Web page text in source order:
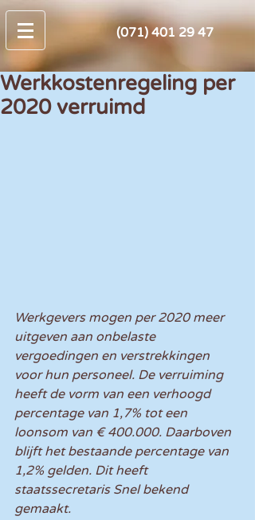
(071) 401 29 47
Werkkostenregeling per
2020 verruimd
Werkgevers mogen per 2020 meer
uitgeven aan onbelaste
vergoedingen en verstrekkingen
voor hun personeel. De verruiming
heeft de vorm van een verhoogd
percentage van 1,7% tot een
loonsom van € 400.000. Daarboven
blijft het bestaande percentage van
1,2% gelden. Dit heeft
staatssecretaris Snel bekend
gemaakt.